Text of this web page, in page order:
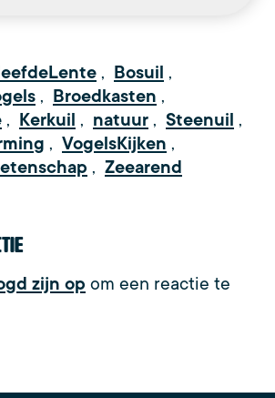
, Bosuil ,
, Broedkasten ,
, Kerkuil , natuur , Steenuil ,
, VogelsKijken ,
, Zeearend
zijn op om een reactie te